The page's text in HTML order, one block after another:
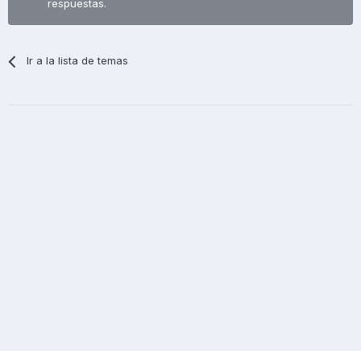
respuestas.
Ir a la lista de temas